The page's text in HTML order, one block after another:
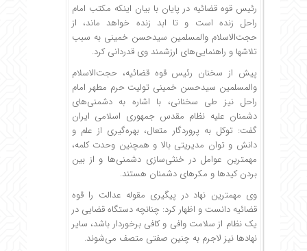
رئیس قوه قضائیه در پایان با بیان اینکه مکتب امام
راحل زنده است و تا ابد زنده خواهد ماند، از
حجت‌الاسلام والمسلمین سیدحسن خمینی به سبب
تلاشها و راهنمایی‌های ارزشمند وی قدردانی کرد.
پیش از سخنان رئیس قوه قضائیه، حجت‌الاسلام
والمسلمین سیدحسن خمینی تولیت حرم مطهر امام
راحل نیز طی سخنانی، با اشاره به دشمنی‌های
دشمنان علیه نظام مقدس جمهوری اسلامی ایران
گفت: توکل به پروردگار متعال، بهره‌گیری از علم و
دانش و توان مدیریتی بالا و همچنین وحدت کلمه،
مهمترین عوامل در خنثی‌سازی دشمنی‌ها و از بین
بردن کیدها و مکرهای دشمنان هستند.
وی مهمترین نهاد در پیگیری مقوله عدالت را قوه
قضائیه دانست و اظهار کرد: چنانچه دستگاه قضایی در
یک نظام از سلامت وافی و کافی برخوردار باشد، سایر
نهادها نیز لاجرم به چنین صفتی متصف می‌شوند.